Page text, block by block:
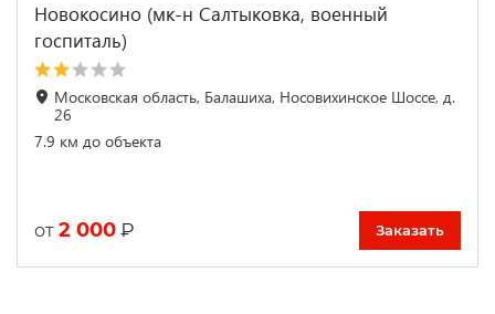
Новокосино (мк-н Салтыковка, военный
госпиталь)
Московская область, Балашиха, Носовихинское Шоссе, д.
26
7.9 км до объекта
от 2 000 ₽ Заказать